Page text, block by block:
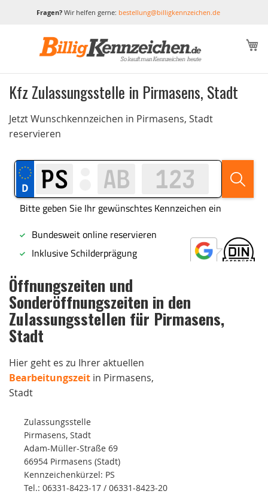
Fragen?Wir helfen gerne: bestellung@billigkennzeichen.de
Kfz Zulassungsstelle in Pirmasens, Stadt
Jetzt Wunschkennzeichen in Pirmasens, Stadt
reservieren
Öffnungszeiten und
Sonderöffnungszeiten in den
Zulassungsstellen für Pirmasens,
Stadt
Hier geht es zu Ihrer aktuellen
Bearbeitungszeit in Pirmasens,
Stadt
Zulassungsstelle
Pirmasens, Stadt
Adam-Müller-Straße 69
66954 Pirmasens (Stadt)
Kennzeichenkürzel: PS
Tel.: 06331-8423-17 / 06331-8423-20